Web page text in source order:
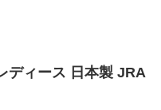
ディース 日本製 JRA